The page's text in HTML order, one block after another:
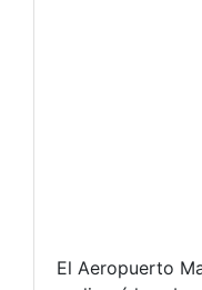
El Aeropuerto